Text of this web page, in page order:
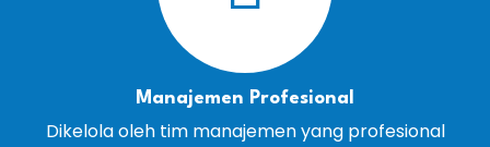
Manajemen Profesional
Dikelola oleh tim manajemen yang profesional